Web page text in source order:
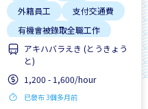
外籍員工
支付交通費
有機會被錄取全職工作
無經驗要求
週末&節假日休息
靠近車站
アキハバラえき (とうきょう
と)
1,200 - 1,600/hour
已發布 3個多月前